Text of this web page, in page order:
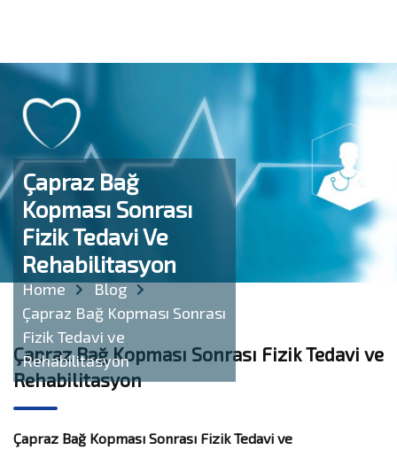
Çapraz Bağ
Kopması Sonrası
Fizik Tedavi Ve
Rehabilitasyon
Home
Blog
Çapraz Bağ Kopması Sonrası
Fizik Tedavi ve
Rehabilitasyon
Çapraz Bağ Kopması Sonrası Fizik Tedavi ve
Rehabilitasyon
Çapraz Bağ Kopması Sonrası Fizik Tedavi ve